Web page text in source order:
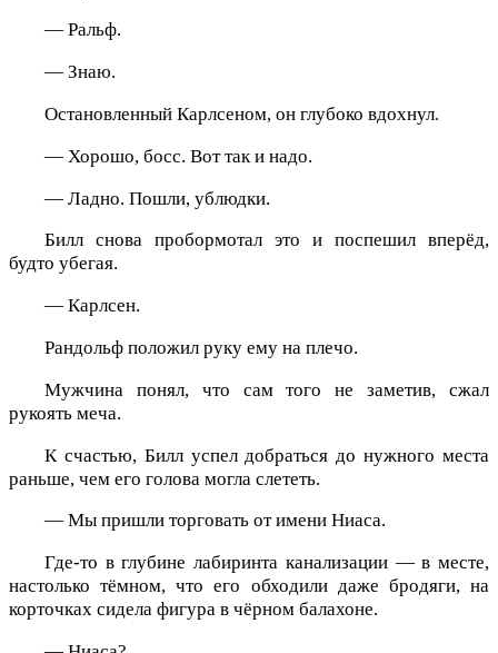
— Ральф.
— Знаю.
Остановленный Карлсеном, он глубоко вдохнул.
— Хорошо, босс. Вот так и надо.
— Ладно. Пошли, ублюдки.
Билл снова пробормотал это и поспешил вперёд,
будто убегая.
— Карлсен.
Рандольф положил руку ему на плечо.
Мужчина понял, что сам того не заметив, сжал
рукоять меча.
К счастью, Билл успел добраться до нужного места
раньше, чем его голова могла слететь.
— Мы пришли торговать от имени Ниаса.
Где-то в глубине лабиринта канализации — в месте,
настолько тёмном, что его обходили даже бродяги, на
корточках сидела фигура в чёрном балахоне.